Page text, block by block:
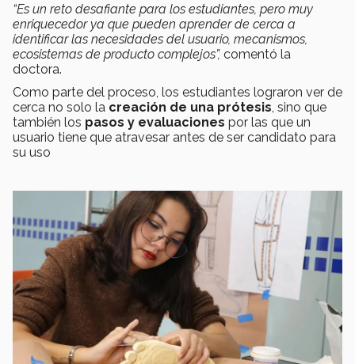
“Es un reto desafiante para los estudiantes, pero muy
enriquecedor ya que pueden aprender de cerca a
identificar las necesidades del usuario, mecanismos,
ecosistemas de producto complejos”, comentó la
doctora.
Como parte del proceso, los estudiantes lograron ver de
cerca no solo la creación de una prótesis , sino que
también los pasos y evaluaciones por las que un
usuario tiene que atravesar antes de ser candidato para
su uso